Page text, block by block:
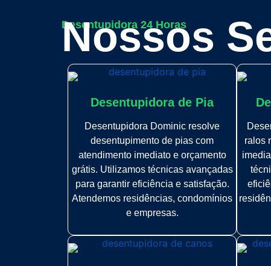
Desentupidora 24 Horas
Nossos
Desentupidora de Pia
Desentupidora Dominic resolve
desentupimento de pias com
atendimento imediato e orçamento
grátis. Utilizamos técnicas avançadas
para garantir eficiência e satisfação.
Atendemos residências, condomínios
e empresas.
ralos